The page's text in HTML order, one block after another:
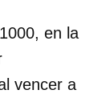
en la
vencer a